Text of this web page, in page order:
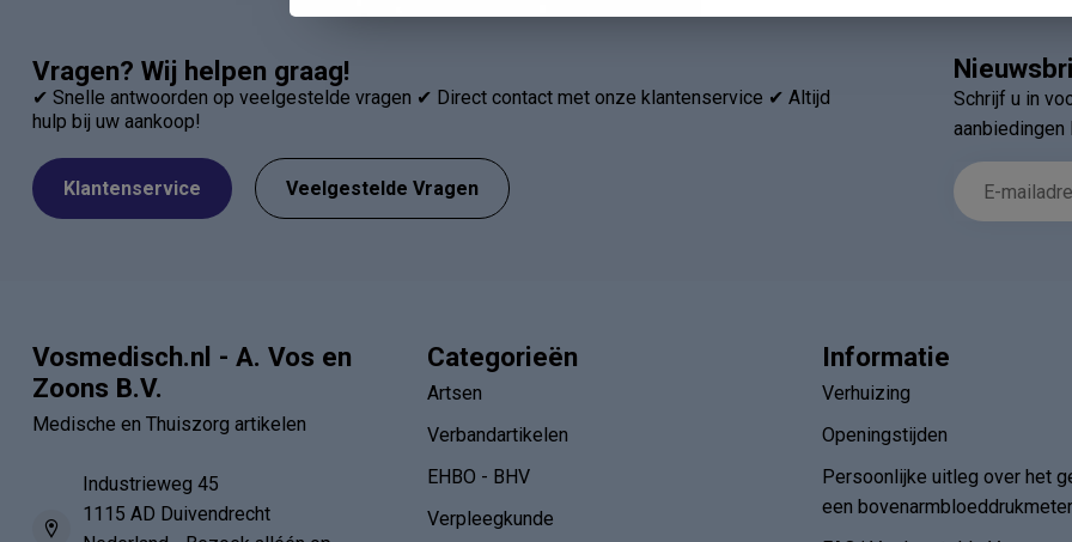
Vragen? Wij helpen graag!
Vosmedisch.nl - A. Vos en
Zoons B.V.
Categorieën
Artsen
Informatie